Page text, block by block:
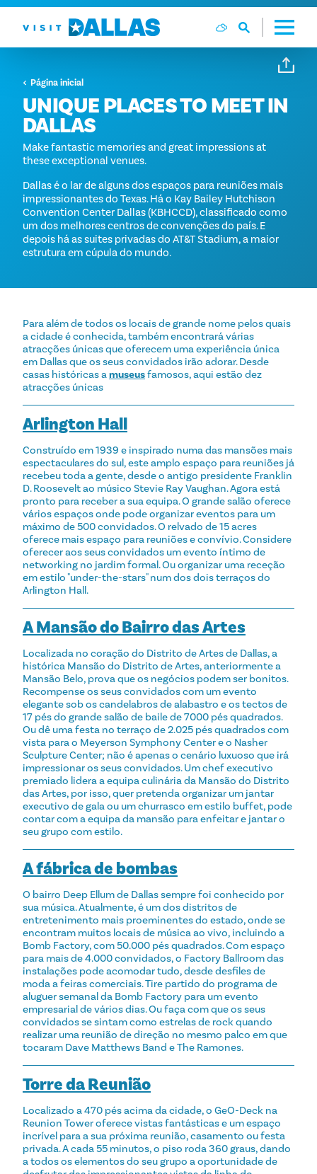
Ir diretamente para o conteúdo
Página inicial
UNIQUE PLACES TO MEET IN
DALLAS
Make fantastic memories and great impressions at
these exceptional venues.
Dallas é o lar de alguns dos espaços para reuniões mais
impressionantes do Texas. Há o Kay Bailey Hutchison
Convention Center Dallas (KBHCCD), classificado como
um dos melhores centros de convenções do país. E
depois há as suites privadas do AT&T Stadium, a maior
estrutura em cúpula do mundo.
Para além de todos os locais de grande nome pelos quais
a cidade é conhecida, também encontrará várias
atracções únicas que oferecem uma experiência única
em Dallas que os seus convidados irão adorar. Desde
casas históricas amuseusfamosos, aqui estão dez
atracções únicas
Arlington Hall
Construído em 1939 e inspirado numa das mansões mais
espectaculares do sul, este amplo espaço para reuniões já
recebeu toda a gente, desde o antigo presidente Franklin
D. Roosevelt ao músico Stevie Ray Vaughan. Agora está
pronto para receber a sua equipa. O grande salão oferece
vários espaços onde pode organizar eventos para um
máximo de 500 convidados. O relvado de 15 acres
oferece mais espaço para reuniões e convívio. Considere
oferecer aos seus convidados um evento íntimo de
networking no jardim formal. Ou organizar uma receção
em estilo "under-the-stars" num dos dois terraços do
Arlington Hall.
A Mansão do Bairro das Artes
Localizada no coração do Distrito de Artes de Dallas, a
histórica Mansão do Distrito de Artes, anteriormente a
Mansão Belo, prova que os negócios podem ser bonitos.
Recompense os seus convidados com um evento
elegante sob os candelabros de alabastro e os tectos de
17 pés do grande salão de baile de 7000 pés quadrados.
Ou dê uma festa no terraço de 2.025 pés quadrados com
vista para o Meyerson Symphony Center e o Nasher
Sculpture Center; não é apenas o cenário luxuoso que irá
impressionar os seus convidados. Um chef executivo
premiado lidera a equipa culinária da Mansão do Distrito
das Artes, por isso, quer pretenda organizar um jantar
executivo de gala ou um churrasco em estilo buffet, pode
contar com a equipa da mansão para enfeitar e jantar o
seu grupo com estilo.
A fábrica de bombas
O bairro Deep Ellum de Dallas sempre foi conhecido por
sua música. Atualmente, é um dos distritos de
entretenimento mais proeminentes do estado, onde se
encontram muitos locais de música ao vivo, incluindo a
Bomb Factory, com 50.000 pés quadrados. Com espaço
para mais de 4.000 convidados, o Factory Ballroom das
instalações pode acomodar tudo, desde desfiles de
moda a feiras comerciais. Tire partido do programa de
aluguer semanal da Bomb Factory para um evento
empresarial de vários dias. Ou faça com que os seus
convidados se sintam como estrelas de rock quando
realizar uma reunião de direção no mesmo palco em que
tocaram Dave Matthews Band e The Ramones.
Torre da Reunião
Localizado a 470 pés acima da cidade, o GeO-Deck na
Reunion Tower oferece vistas fantásticas e um espaço
incrível para a sua próxima reunião, casamento ou festa
privada. A cada 55 minutos, o piso roda 360 graus, dando
a todos os elementos do seu grupo a oportunidade de